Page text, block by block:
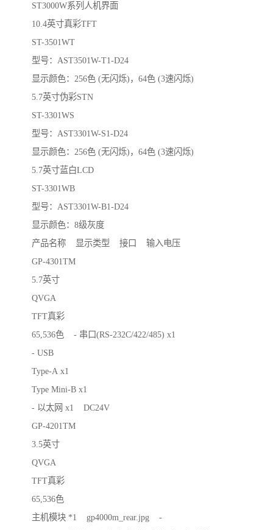
ST3000W系列人机界面
10.4英寸真彩TFT
ST-3501WT
型号：AST3501W-T1-D24
显示颜色：256色 (无闪烁)，64色 (3速闪烁)
5.7英寸伪彩STN
ST-3301WS
型号：AST3301W-S1-D24
显示颜色：256色 (无闪烁)，64色 (3速闪烁)
5.7英寸蓝白LCD
ST-3301WB
型号：AST3301W-B1-D24
显示颜色：8级灰度
产品名称 显示类型 接口 输入电压
GP-4301TM
5.7英寸
QVGA
TFT真彩
65,536色 - 串口(RS-232C/422/485) x1
- USB
Type-A x1
Type Mini-B x1
- 以太网 x1 DC24V
GP-4201TM
3.5英寸
QVGA
TFT真彩
65,536色
主机模块 *1 gp4000m_rear.jpg -